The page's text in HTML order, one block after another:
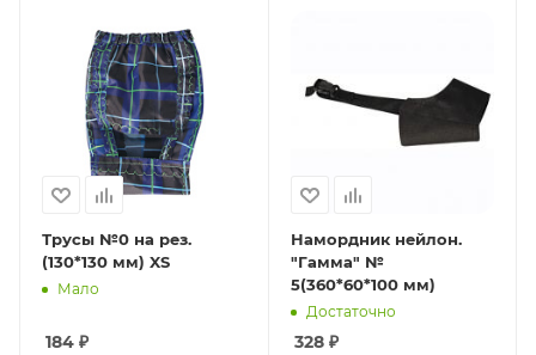
Трусы №0 на рез.
(130*130 мм) XS
Мало
184 ₽
Намордник нейлон.
"Гамма" №
5(360*60*100 мм)
Достаточно
328₽